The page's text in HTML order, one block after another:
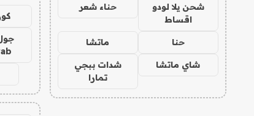
شحن يلا لودو
اقساط
حناء شعر
حنا ماتشا
شاي ماتشا
شدات ببجي
تمارا